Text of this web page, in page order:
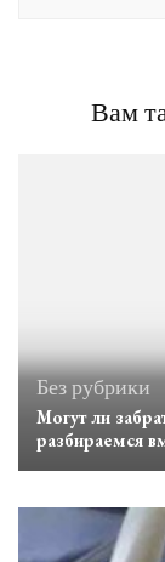
Вам
Без рубрики
Могут ли
разбираемся